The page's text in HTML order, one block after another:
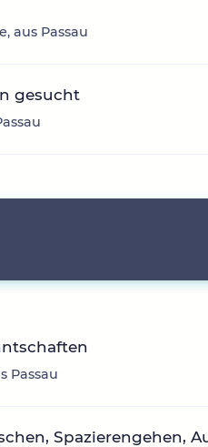
aus Passau
gesucht
Passau
Spazierengehen,